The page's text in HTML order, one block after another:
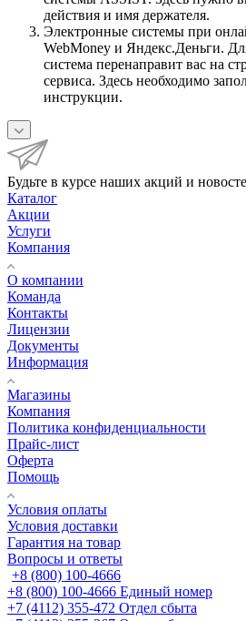
действия и имя держателя.
Электронные системы при
WebMoney и Яндекс.Деньги.
система перенаправит вас на
сервиса. Здесь необходимо
инструкции.
Будьте в курсе наших акций и
Каталог
Акции
Услуги
Компания
О компании
Команда
Контакты
Лицензии
Документы
Информация
Магазины
Компания
Политика конфиденциальности
Прайс-лист
Оферта
Помощь
Условия оплаты
Условия доставки
Гарантия на товар
Вопросы и ответы
+8 (800) 100-4666
+8 (800) 100-4666 Единый номер
+7 (4112) 355-472 Отдел сбыта